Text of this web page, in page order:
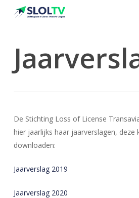
De Stichting Loss of License
hier jaarlijks haar jaarverslagen, deze
downloaden:
Jaarverslag 2019
Jaarverslag 2020